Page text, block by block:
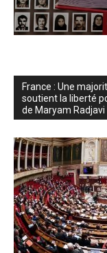
France : Une
soutient la liberté
de Maryam Radjavi